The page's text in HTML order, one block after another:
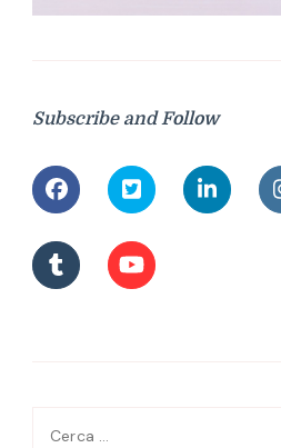
Subscribe and Follow
Ricerca